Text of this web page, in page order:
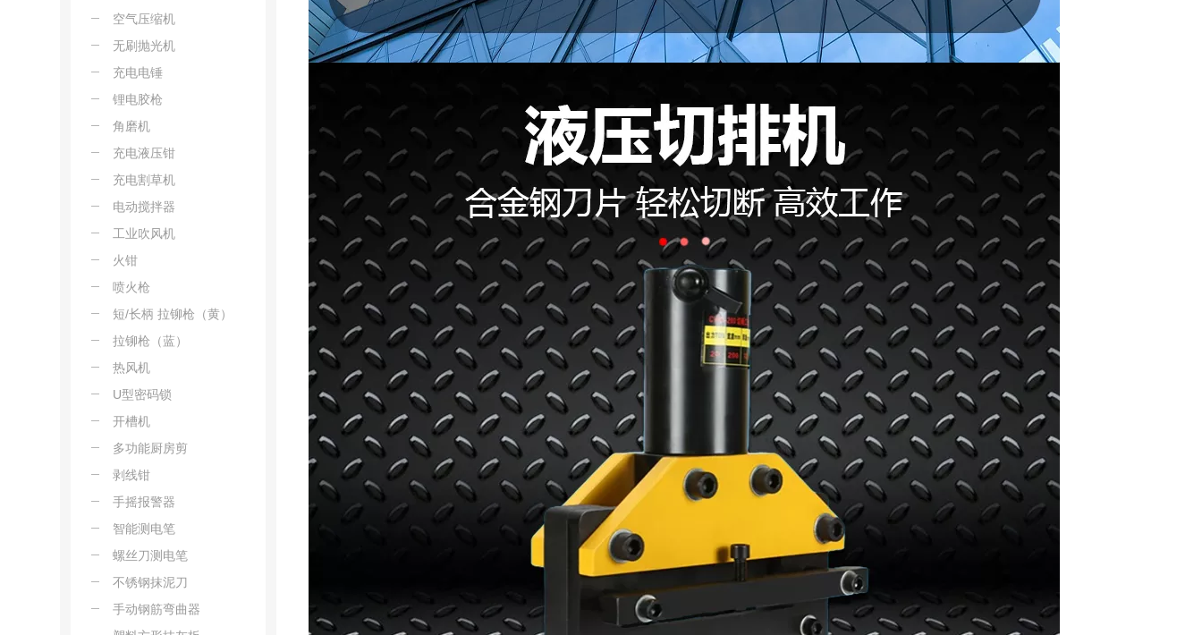
空气压缩机
无刷抛光机
充电电锤
锂电胶枪
角磨机
充电液压钳
充电割草机
电动搅拌器
工业吹风机
火钳
喷火枪
短/长柄 拉铆枪（黄）
拉铆枪（蓝）
热风机
U型密码锁
开槽机
多功能厨房剪
剥线钳
手摇报警器
智能测电笔
螺丝刀测电笔
不锈钢抹泥刀
手动钢筋弯曲器